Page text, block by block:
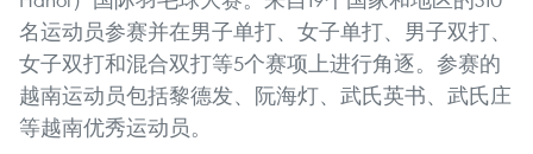
名运动员参赛并在男子单打、女子单打、男子双打、
女子双打和混合双打等5个赛项上进行角逐。参赛的
越南运动员包括黎德发、阮海灯、武氏英书、武氏庄
等越南优秀运动员。